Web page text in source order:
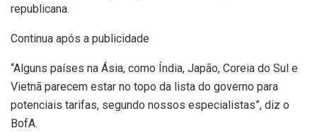
republicana.
Continua após a publicidade
“Alguns países na Ásia, como Índia, Japão, Coreia do Sul e
Vietnã parecem estar no topo da lista do governo para
potenciais tarifas, segundo nossos especialistas”, diz o
BofA.